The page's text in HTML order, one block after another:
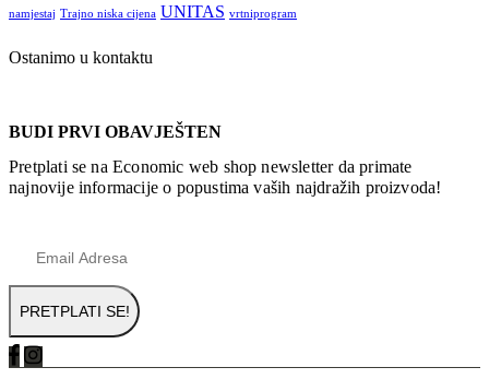
namjestaj Trajno niska cijena UNITAS vrtniprogram
Ostanimo u kontaktu
BUDI PRVI OBAVJEŠTEN
Pretplati se na Economic web shop newsletter da primate
najnovije informacije o popustima vaših najdražih proizvoda!